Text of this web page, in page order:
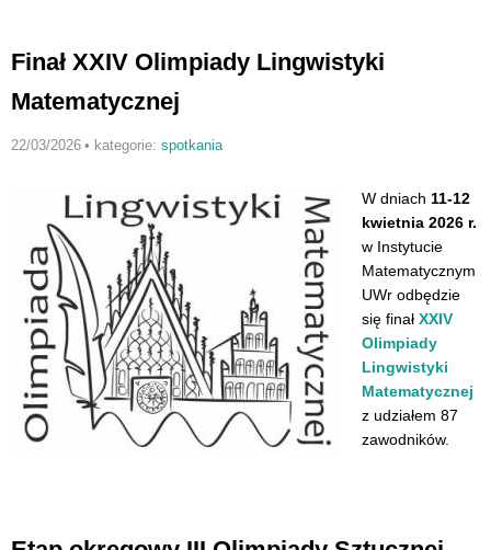
Finał XXIV Olimpiady Lingwistyki
Matematycznej
22/03/2026 • kategorie: spotkania
W dniach 11-12
kwietnia 2026 r.
w Instytucie
Matematycznym
UWr odbędzie
się finał XXIV
Olimpiady
Lingwistyki
Matematycznej
z udziałem 87
zawodników.